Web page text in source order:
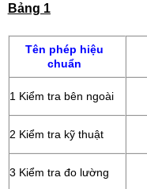
Bảng 1
Tên phép hiệu
chuẩn
1 Kiểm tra bên ngoài
2 Kiểm tra kỹ thuật
3 Kiểm tra đo lường